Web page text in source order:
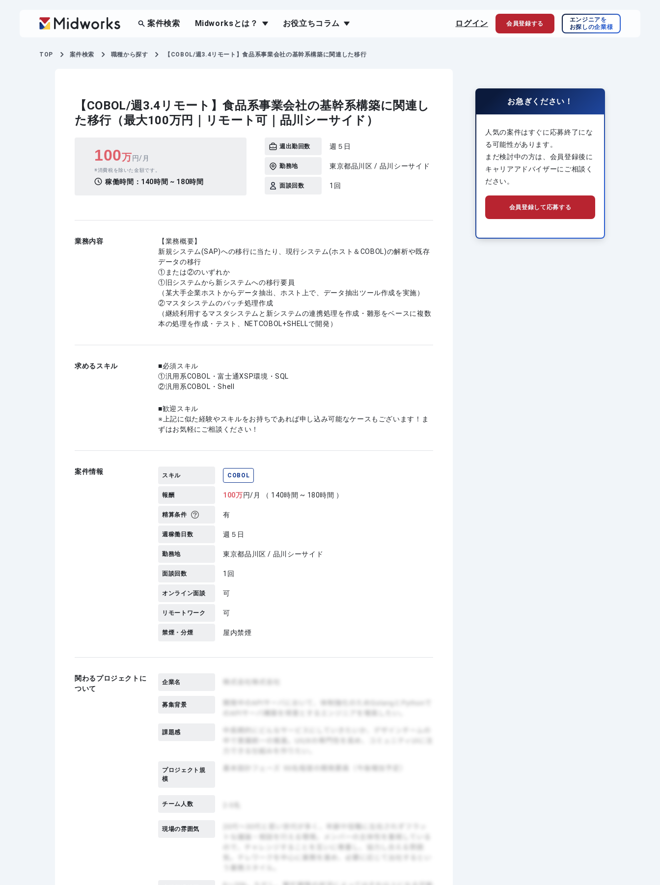
案件検索 Midworksとは？ お役立ちコラム ログイン 会員登録する
エンジニアを
お探しの企業様
TOP 案件検索 職種から探す 【COBOL/週3.4リモート】食品系事業会社の基幹系構築に関連した移行
【COBOL/週3.4リモート】食品系事業会社の基幹系構築に関連し
た移行（最大100万円｜リモート可｜品川シーサイド）
100万円/月
消費税を除いた金額です。
稼働時間： 140時間 ~ 180時間
週出勤回数 週５日
勤務地 東京都品川区 / 品川シーサイド
面談回数 1回
業務内容
【業務概要】
新規システム(SAP)への移行に当たり、現行システム(ホスト＆COBOL)の解析や既存
データの移行
①または②のいずれか
①旧システムから新システムへの移行要員
（某大手企業ホストからデータ抽出、ホスト上で、データ抽出ツール作成を実施）
②マスタシステムのバッチ処理作成
（継続利用するマスタシステムと新システムの連携処理を作成・雛形をベースに複数
本の処理を作成・テスト、NETCOBOL+SHELLで開発）
求めるスキル
必須スキル
①汎用系COBOL・富士通XSP環境・SQL
②汎用系COBOL・Shell
歓迎スキル
上記に似た経験やスキルをお持ちであれば申し込み可能なケースもございます！ま
ずはお気軽にご相談ください！
案件情報 スキル COBOL
報酬 100万円/月 （ 140時間 ~ 180時間 ）
精算条件 有
週稼働日数 週５日
勤務地 東京都品川区 / 品川シーサイド
面談回数 1回
オンライン面談 可
リモートワーク 可
禁煙・分煙 屋内禁煙
関わるプロジェクトに
ついて
企業名
募集背景
課題感
プロジェクト規
模
チーム人数
現場の雰囲気
お急ぎください！
人気の案件はすぐに応募終了にな
る可能性があります。
まだ検討中の方は、会員登録後に
キャリアアドバイザーにご相談く
ださい。
会員登録して応募する